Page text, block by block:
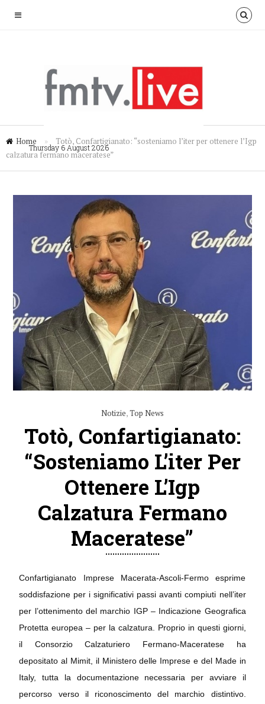
Thursday 6 August 2026
Home »
Totò, Confartigianato: “sosteniamo l’iter per ottenere l’Igp
calzatura fermano maceratese”
Notizie,Top News
Totò, Confartigianato:
“sosteniamo L’iter Per
Ottenere L’Igp
Calzatura Fermano
Maceratese”
Confartigianato Imprese Macerata-Ascoli-Fermo esprime
soddisfazione per i significativi passi avanti compiuti nell’iter
per l’ottenimento del marchio IGP – Indicazione Geografica
Protetta europea – per la calzatura. Proprio in questi giorni,
il Consorzio Calzaturiero Fermano-Maceratese ha
depositato al Mimit, il Ministero delle Imprese e del Made in
Italy, tutta la documentazione necessaria per avviare il
percorso verso il riconoscimento del marchio distintivo.